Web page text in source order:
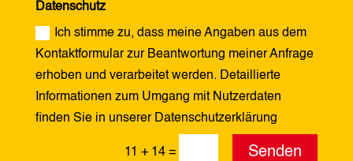
Datenschutz
Ich stimme zu, dass meine Angaben aus dem
Kontaktformular zur Beantwortung meiner Anfrage
erhoben und verarbeitet werden. Detaillierte
Informationen zum Umgang mit Nutzerdaten
finden Sie in unserer Datenschutzerklärung
11 + 14 = Senden